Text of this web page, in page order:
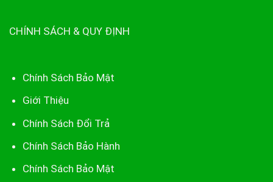
CHÍNH SÁCH & QUY ĐỊNH
Chính Sách Bảo Mật
Giới Thiệu
Chính Sách Đổi Trả
Chính Sách Bảo Hành
Chính Sách Bảo Mật